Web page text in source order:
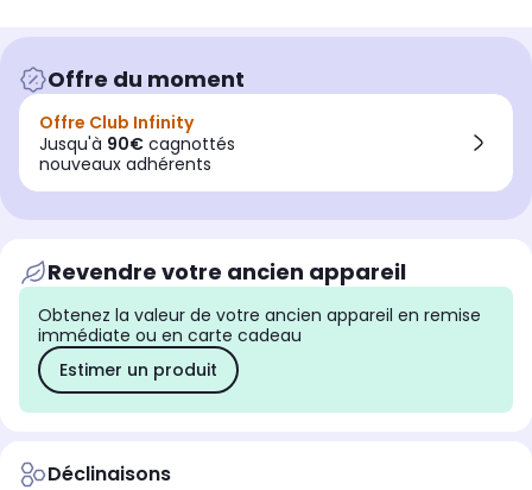
Offre du moment
Offre Club Infinity
Jusqu'à 90€ cagnottés
nouveaux adhérents
Revendre votre ancien appareil
Obtenez la valeur de votre ancien appareil en remise
immédiate ou en carte cadeau
Estimer un produit
Déclinaisons